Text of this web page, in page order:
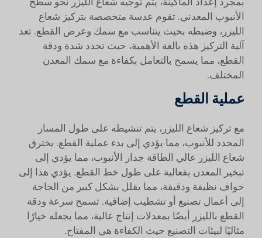
الأنبوب المعدني. تقوم عدسة متخصصة بتركيز شعاع
الليزر، وضبطه بحيث يتناسب مع سمك وعرض القطع. تعد
آلية التركيز هذه بالغة الأهمية، حيث تحدد شدة ودقة
القطع، مما يسمح بالتعامل بكفاءة مع سمك المعدن
المختلف.
عملية القطع
مع تركيز شعاع الليزر، يتم تنشيطه على طول المسار
المحدد للأنبوب، مما يؤدي إلى بدء عملية القطع. يخترق
شعاع الليزر عالي الطاقة جدار الأنبوب، مما يؤدي إلى
تبخير المعدن بفعالية على طول خط القطع. يؤدي هذا إلى
حواف نظيفة ودقيقة، مما يقلل بشكل كبير من الحاجة
إلى أعمال تصنيع أو تشطيب إضافية. تسمح سرعة ودقة
القطع بالليزر أيضًا بمعدلات إنتاج عالية، مما يجعله خيارًا
مثاليًا لبيئات التصنيع حيث الكفاءة هي المفتاح.